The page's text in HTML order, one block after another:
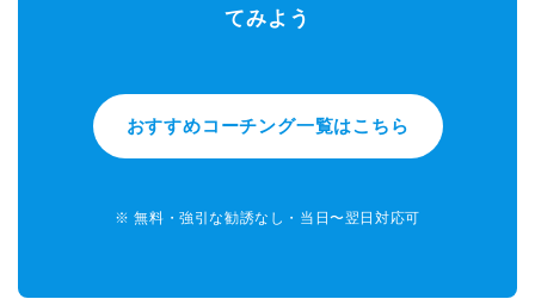
てみよう
おすすめコーチング一覧はこちら
※ 無料・強引な勧誘なし・当日〜翌日対応可